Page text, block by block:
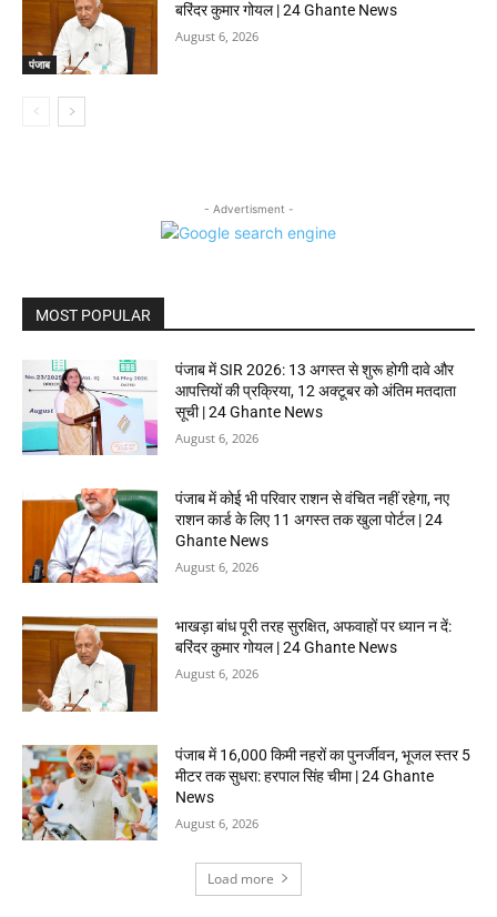
पंजाब
बरिंदर कुमार गोयल | 24 Ghante News
August 6, 2026
- Advertisment -
MOST POPULAR
पंजाब में SIR 2026: 13 अगस्त से शुरू होगी दावे और
आपत्तियों की प्रक्रिया, 12 अक्टूबर को अंतिम मतदाता
सूची | 24 Ghante News
August 6, 2026
पंजाब में कोई भी परिवार राशन से वंचित नहीं रहेगा, नए
राशन कार्ड के लिए 11 अगस्त तक खुला पोर्टल | 24
Ghante News
August 6, 2026
भाखड़ा बांध पूरी तरह सुरक्षित, अफवाहों पर ध्यान न दें:
बरिंदर कुमार गोयल | 24 Ghante News
August 6, 2026
पंजाब में 16,000 किमी नहरों का पुनर्जीवन, भूजल स्तर 5
मीटर तक सुधरा: हरपाल सिंह चीमा | 24 Ghante
News
August 6, 2026
Load more